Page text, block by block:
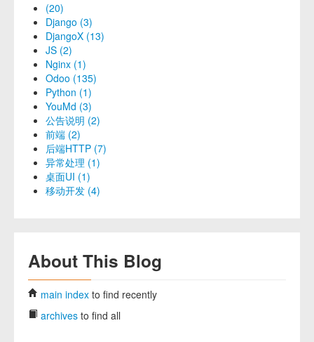
(20)
Django (3)
DjangoX (13)
JS (2)
Nginx (1)
Odoo (135)
Python (1)
YouMd (3)
公告说明 (2)
前端 (2)
后端HTTP (7)
异常处理 (1)
桌面UI (1)
移动开发 (4)
About This Blog
main index to find recently
archives to find all